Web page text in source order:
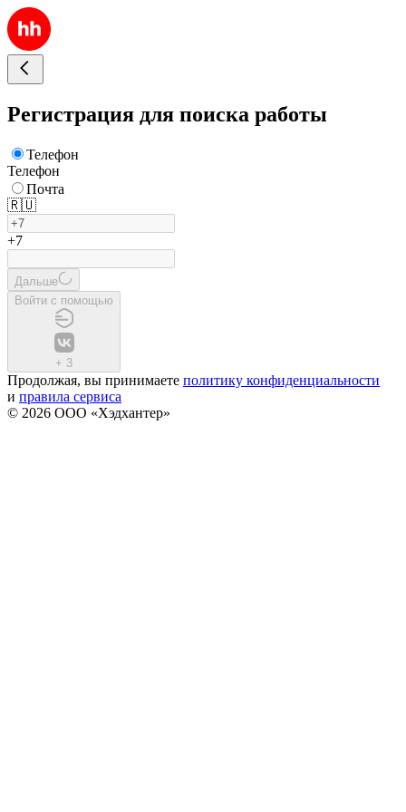
Регистрация для поиска работы
Телефон
Телефон
Почта
🇷🇺
+7
Дальше
Войти с помощью
+ 3
Продолжая, вы принимаете политику конфиденциальности
и правила сервиса
© 2026 ООО «Хэдхантер»